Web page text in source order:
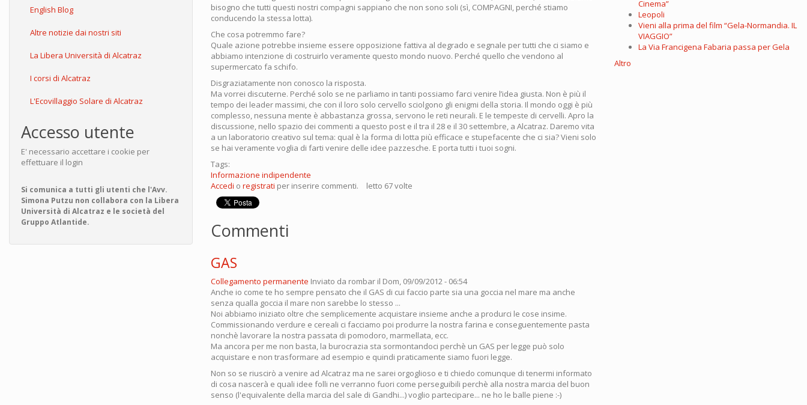
English Blog
Altre notizie dai nostri siti
La Libera Università di Alcatraz
I corsi di Alcatraz
L'Ecovillaggio Solare di Alcatraz
Accesso utente
E' necessario accettare i cookie per
effettuare il login
Si comunica a tutti gli utenti che l'Avv.
Simona Putzu non collabora con la Libera
Università di Alcatraz e le società del
Gruppo Atlantide.
bisogno che tutti questi nostri compagni sappiano che non sono soli (sì, COMPAGNI, perché stiamo
conducendo la stessa lotta).
Che cosa potremmo fare?
Quale azione potrebbe insieme essere opposizione fattiva al degrado e segnale per tutti che ci siamo e
abbiamo intenzione di costruirlo veramente questo mondo nuovo. Perché quello che vendono al
supermercato fa schifo.
Disgraziatamente non conosco la risposta.
Ma vorrei discuterne. Perché solo se ne parliamo in tanti possiamo farci venire l’idea giusta. Non è più il
tempo dei leader massimi, che con il loro solo cervello sciolgono gli enigmi della storia. Il mondo oggi è più
complesso, nessuna mente è abbastanza grossa, servono le reti neurali. E le tempeste di cervelli. Apro la
discussione, nello spazio dei commenti a questo post e il tra il 28 e il 30 settembre, a Alcatraz. Daremo vita
a un laboratorio creativo sul tema: qual è la forma di lotta più efficace e stupefacente che ci sia? Vieni solo
se hai veramente voglia di farti venire delle idee pazzesche. E porta tutti i tuoi sogni.
Tags:
Informazione indipendente
Accedi o registrati per inserire commenti. letto 67 volte
Commenti
GAS
Collegamento permanente Inviato da rombar il Dom, 09/09/2012 - 06:54
Anche io come te ho sempre pensato che il GAS di cui faccio parte sia una goccia nel mare ma anche
senza qualla goccia il mare non sarebbe lo stesso ...
Noi abbiamo iniziato oltre che semplicemente acquistare insieme anche a produrci le cose insime.
Commissionando verdure e cereali ci facciamo poi produrre la nostra farina e conseguentemente pasta
nonchè lavorare la nostra passata di pomodoro, marmellata, ecc.
Ma ancora per me non basta, la burocrazia sta sormontandoci perchè un GAS per legge può solo
acquistare e non trasformare ad esempio e quindi praticamente siamo fuori legge.
Non so se riuscirò a venire ad Alcatraz ma ne sarei orgoglioso e ti chiedo comunque di tenermi informato
di cosa nascerà e quali idee folli ne verranno fuori come perseguibili perchè alla nostra marcia del buon
senso (l'equivalente della marcia del sale di Gandhi...) voglio partecipare... ne ho le balle piene :-)
Cinema”
Leopoli
Vieni alla prima del film “Gela-Normandia. IL
VIAGGIO”
La Via Francigena Fabaria passa per Gela
Altro